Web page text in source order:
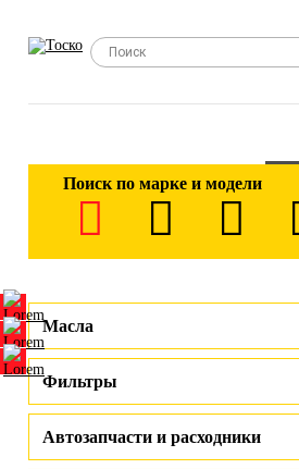
Поиск по марке и модели
Масла
Фильтры
Автозапчасти и расходники